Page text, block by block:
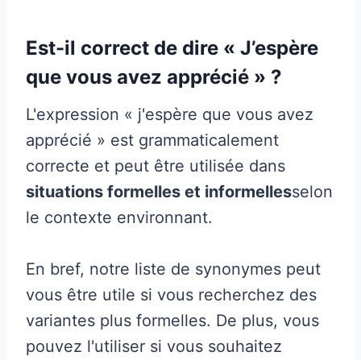
Est-il correct de dire « J’espère
que vous avez apprécié » ?
L'expression « j'espère que vous avez
apprécié » est grammaticalement
correcte et peut être utilisée dans
situations formelles et informellesselon
le contexte environnant.
En bref, notre liste de synonymes peut
vous être utile si vous recherchez des
variantes plus formelles. De plus, vous
pouvez l'utiliser si vous souhaitez